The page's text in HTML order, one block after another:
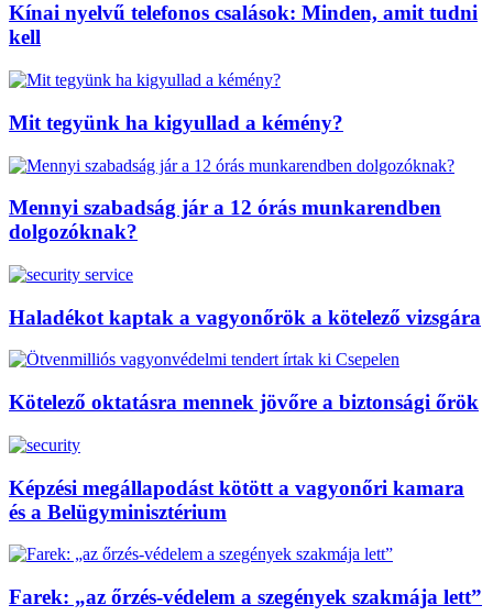
Kínai nyelvű telefonos csalások: Minden, amit tudni
kell
Mit tegyünk ha kigyullad a kémény?
Mennyi szabadság jár a 12 órás munkarendben
dolgozóknak?
Haladékot kaptak a vagyonőrök a kötelező vizsgára
Kötelező oktatásra mennek jövőre a biztonsági őrök
Képzési megállapodást kötött a vagyonőri kamara
és a Belügyminisztérium
Farek: „az őrzés-védelem a szegények szakmája lett”